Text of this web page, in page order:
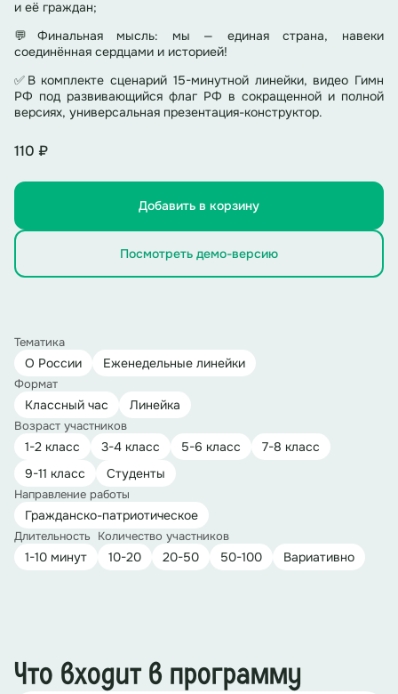
и её граждан;
💬Финальная мысль: мы — единая страна, навеки
соединённая сердцами и историей!
✅В комплекте сценарий 15-минутной линейки, видео Гимн
РФ под развивающийся флаг РФ в сокращенной и полной
версиях, универсальная презентация-конструктор.
110 ₽
Добавить в корзину
Посмотреть демо-версию
Тематика
О России Еженедельные линейки
Формат
Классный час Линейка
Возраст участников
1-2 класс 3-4 класс 5-6 класс
7-8 класс
9-11 класс
Студенты
Направление работы
Гражданско-патриотическое
Длительность
1-10 минут
Количество участников
10-20 20-50 50-100 Вариативно
Что входит в программу